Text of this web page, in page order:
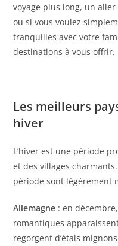
voyage plus long, un
ou si vous voulez
tranquilles avec votre
destinations à vous offrir.
Les meilleurs
hiver
L’hiver est une période
et des villages
période sont légèrement
Allemagne : en
romantiques
regorgent d’étals